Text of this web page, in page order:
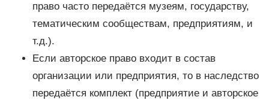
право часто передаётся музеям, государству,
тематическим сообществам, предприятиям, и
т.д.).
Если авторское право входит в состав
организации или предприятия, то в наследство
передаётся комплект (предприятие и авторское